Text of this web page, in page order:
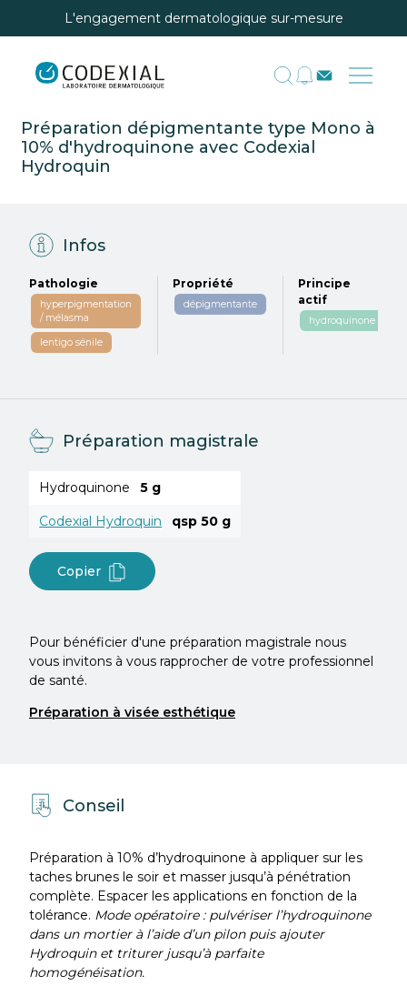
L'engagement dermatologique sur-mesure
Préparation dépigmentante type Mono à
10% d'hydroquinone avec Codexial
Hydroquin
Infos
Pathologie
hyperpigmentation
/ mélasma
lentigo sénile
Propriété
dépigmentante
Principe
actif
hydroquinone
Préparation magistrale
Hydroquinone 5 g
Codexial Hydroquin qsp 50 g
Copier
Pour bénéficier d'une préparation magistrale nous
vous invitons à vous rapprocher de votre professionnel
de santé.
Préparation à visée esthétique
Conseil
Préparation à 10% d’hydroquinone à appliquer sur les
taches brunes le soir et masser jusqu’à pénétration
complète. Espacer les applications en fonction de la
tolérance. Mode opératoire : pulvériser l’hydroquinone
dans un mortier à l’aide d’un pilon puis ajouter
Hydroquin et triturer jusqu’à parfaite
homogénéisation.